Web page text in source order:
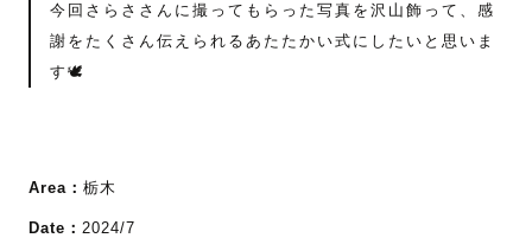
今回さらささんに撮ってもらった写真を沢山飾って、感
謝をたくさん伝えられるあたたかい式にしたいと思いま
す🕊️
Area： 栃木
Date： 2024/7